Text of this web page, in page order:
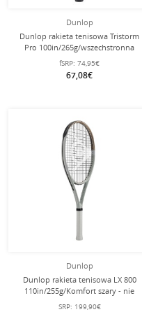
Dunlop
Dunlop rakieta tenisowa Tristorm
Pro 100in/265g/wszechstronna
czarna/szara - naciągnięta -
fSRP: 74,95€
67,08€
Dunlop
Dunlop rakieta tenisowa LX 800
110in/255g/Komfort szary - nie
naciągana -
SRP: 199,90€